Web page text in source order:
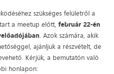
szükséges felületről a
a meetup előtt,február 22-én
. Azok számára, akik
ajánljuk a részvételt, de
Kérjük, a bemutatón való
honlapon: